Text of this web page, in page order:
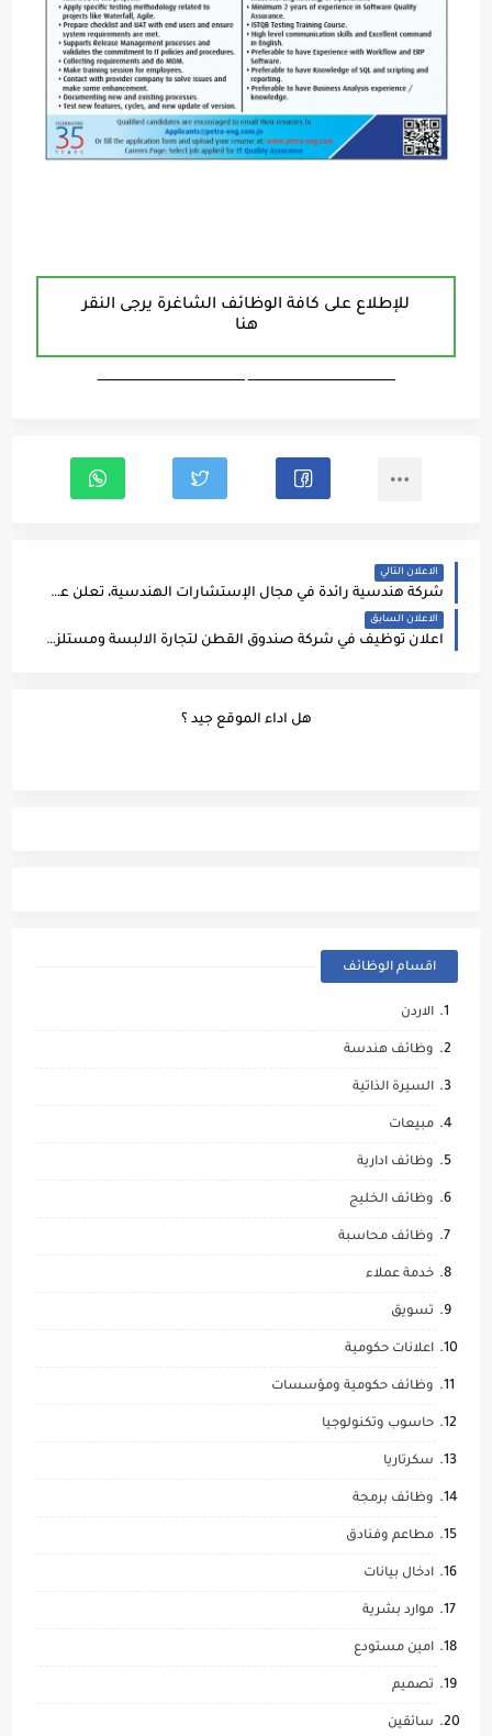
للإطلاع على كافة الوظائف الشاغرة يرجى النقر
هنا
ـــــــــــــــــــــــــــــــــــــــــــــــــــــــــــــــــــ ـــــــــــــــــــــــــــــــــــــــــــــــــــــــــــــــــــ
الاعلان التالي
شركة هندسية رائدة في مجال الإستشارات الهندسية، تعلن عن حاجتها لملئ الشواغر الهندسية التالية:
الاعلان السابق
اعلان توظيف في شركة صندوق القطن لتجارة الالبسة ومستلزمات وتجهيزات الاطفال
هل اداء الموقع جيد ؟
اقسام الوظائف
الاردن
وظائف هندسة
السيرة الذاتية
مبيعات
وظائف ادارية
وظائف الخليج
وظائف محاسبة
خدمة عملاء
تسويق
اعلانات حكومية
وظائف حكومية ومؤسسات
حاسوب وتكنولوجيا
سكرتاريا
وظائف برمجة
مطاعم وفنادق
ادخال بيانات
موارد بشرية
امين مستودع
تصميم
سائقين